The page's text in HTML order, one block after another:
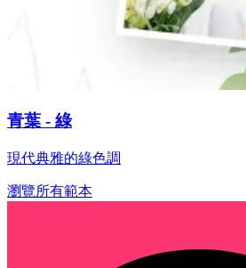
青葉 - 綠
現代典雅的綠色調
瀏覽所有範本